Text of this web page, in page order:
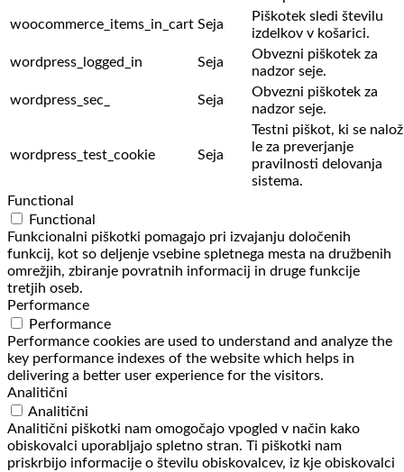
woocommerce_items_in_cart Seja
Piškotek sledi številu
izdelkov v košarici.
wordpress_logged_in
Seja
Obvezni piškotek za
nadzor seje.
wordpress_sec_
Seja
Obvezni piškotek za
nadzor seje.
wordpress_test_cookie Seja
Testni piškot, ki se
le za preverjanje
pravilnosti delovanja
sistema.
Functional
Functional
Funkcionalni piškotki pomagajo pri izvajanju določenih
funkcij, kot so deljenje vsebine spletnega mesta na družbenih
omrežjih, zbiranje povratnih informacij in druge funkcije
tretjih oseb.
Performance
Performance
Performance cookies are used to understand and analyze the
key performance indexes of the website which helps in
delivering a better user experience for the visitors.
Analitični
Analitični
Analitični piškotki nam omogočajo vpogled v način kako
obiskovalci uporabljajo spletno stran. Ti piškotki nam
priskrbijo informacije o številu obiskovalcev, iz kje obiskovalci